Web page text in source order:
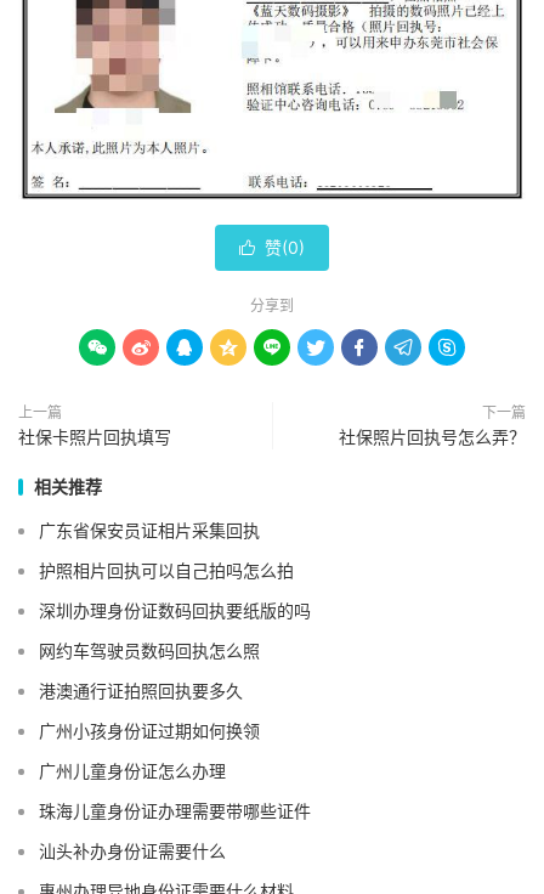
 赞(0)
分享到
        
上一篇
社保卡照片回执填写
下一篇
社保照片回执号怎么弄？
相关推荐
广东省保安员证相片采集回执
护照相片回执可以自己拍吗怎么拍
深圳办理身份证数码回执要纸版的吗
网约车驾驶员数码回执怎么照
港澳通行证拍照回执要多久
广州小孩身份证过期如何换领
广州儿童身份证怎么办理
珠海儿童身份证办理需要带哪些证件
汕头补办身份证需要什么